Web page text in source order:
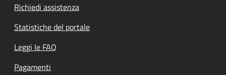
Richiedi assistenza
Statistiche del portale
Leggi le FAQ
Pagamenti